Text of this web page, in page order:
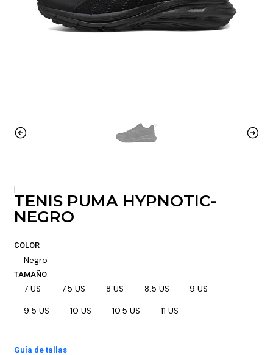
|
TENIS PUMA HYPNOTIC-
NEGRO
COLOR
Negro
TAMAÑO
7 US 7.5 US 8 US 8.5 US 9 US
9.5 US 10 US 10.5 US 11 US
Guía de tallas